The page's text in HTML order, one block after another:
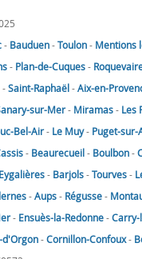
- Bauduen-Toulon- Mentions
- Plan-de-Cuques-
-Saint-Raphaël-Aix-en-
sur-Mer- Miramas- Les
Bel-Air- Le Muy- Puget-sur-
- Beaurecueil- Boulbon-
Eygalières- Barjols-Tourves-
-Aups- Régusse-
- Ensuès-la-Redonne-Carry-
d'Orgon-Cornillon-Confoux-